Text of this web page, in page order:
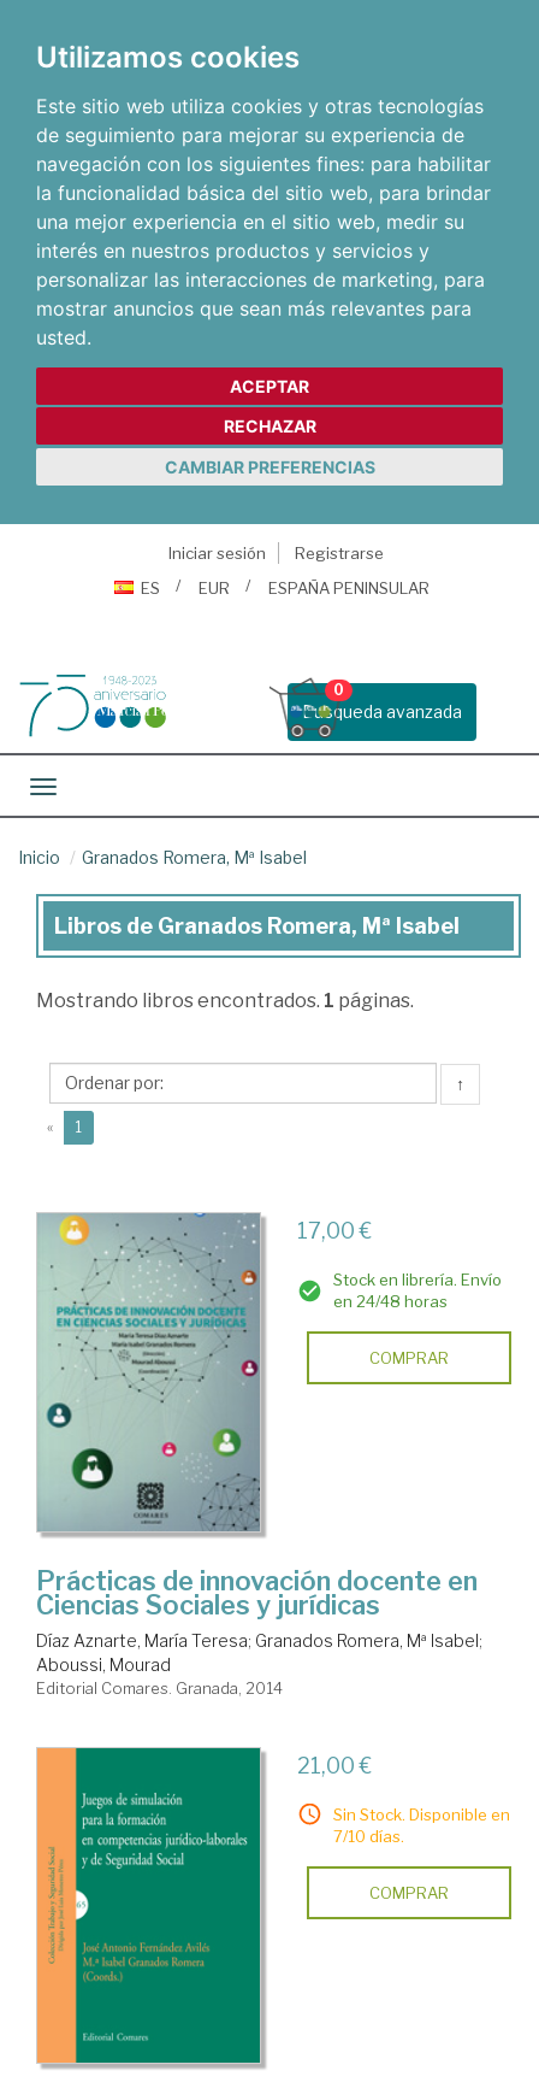
Utilizamos cookies
Este sitio web utiliza cookies y otras tecnologías
de seguimiento para mejorar su experiencia de
navegación con los siguientes fines: para habilitar
la funcionalidad básica del sitio web, para brindar
una mejor experiencia en el sitio web, medir su
interés en nuestros productos y servicios y
personalizar las interacciones de marketing, para
mostrar anuncios que sean más relevantes para
usted.
ACEPTAR
RECHAZAR
CAMBIAR PREFERENCIAS
Iniciar sesión
Registrarse
ES
EUR ESPAÑA PENINSULAR
Busqueda avanzada
0
Toggle navigation
Inicio Granados Romera, Mª Isabel
Libros
Granados
Mª
Isabel
Libros de Granados Romera, Mª Isabel
Mostrando libros encontrados. 1 páginas.
↑
« 1
17,00 €
Stock en librería. Envío
en 24/48 horas
COMPRAR
Prácticas de innovación docente en
Ciencias Sociales y jurídicas
Díaz Aznarte, María Teresa; Granados Romera, Mª Isabel;
Aboussi, Mourad
Editorial Comares. Granada, 2014
21,00 €
Sin Stock. Disponible en
7/10 días.
COMPRAR